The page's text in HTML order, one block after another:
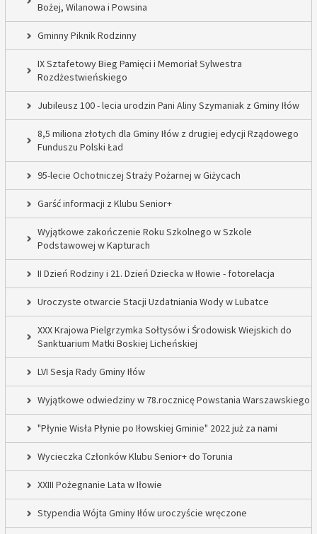
Bożej, Wilanowa i Powsina
Gminny Piknik Rodzinny
IX Sztafetowy Bieg Pamięci i Memoriał Sylwestra
Rozdżestwieńskiego
Jubileusz 100 - lecia urodzin Pani Aliny Szymaniak z Gminy Iłów
8,5 miliona złotych dla Gminy Iłów z drugiej edycji Rządowego
Funduszu Polski Ład
95-lecie Ochotniczej Straży Pożarnej w Giżycach
Garść informacji z Klubu Senior+
Wyjątkowe zakończenie Roku Szkolnego w Szkole
Podstawowej w Kapturach
II Dzień Rodziny i 21. Dzień Dziecka w Iłowie - fotorelacja
Uroczyste otwarcie Stacji Uzdatniania Wody w Lubatce
XXX Krajowa Pielgrzymka Sołtysów i Środowisk Wiejskich do
Sanktuarium Matki Boskiej Licheńskiej
LVI Sesja Rady Gminy Iłów
Wyjątkowe odwiedziny w 78.rocznicę Powstania Warszawskiego
"Płynie Wisła Płynie po Iłowskiej Gminie" 2022 już za nami
Wycieczka Członków Klubu Senior+ do Torunia
XXIII Pożegnanie Lata w Iłowie
Stypendia Wójta Gminy Iłów uroczyście wręczone